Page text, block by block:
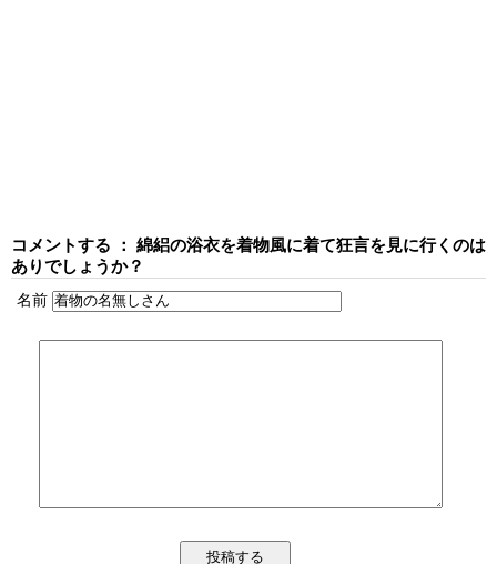
コメントする ： 綿絽の浴衣を着物風に着て狂言を見に行くのは
ありでしょうか？
名前